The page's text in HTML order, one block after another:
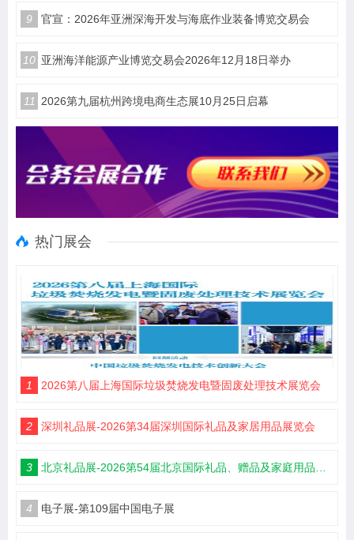
9 官宣：2026年亚洲深海开发与海底作业装备博览交易会
10 亚洲海洋能源产业博览交易会2026年12月18日举办
11 2026第九届杭州跨境电商生态展10月25日启幕
热门展会
1 2026第八届上海国际垃圾焚烧发电暨固废处理技术展览会
2 深圳礼品展-2026第34届深圳国际礼品及家居用品展览会
3 北京礼品展-2026第54届北京国际礼品、赠品及家庭用品展览会
4 电子展-第109届中国电子展